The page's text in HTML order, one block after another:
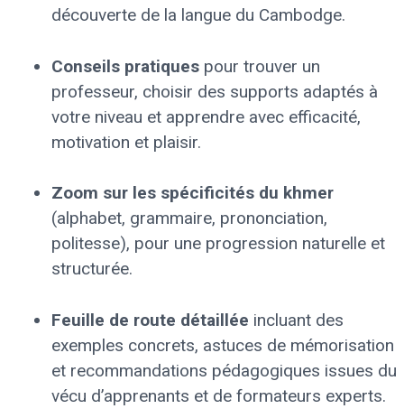
découverte de la langue du Cambodge.
Conseils pratiques pour trouver un
professeur, choisir des supports adaptés à
votre niveau et apprendre avec efficacité,
motivation et plaisir.
Zoom sur les spécificités du khmer
(alphabet, grammaire, prononciation,
politesse), pour une progression naturelle et
structurée.
Feuille de route détaillée incluant des
exemples concrets, astuces de mémorisation
et recommandations pédagogiques issues du
vécu d’apprenants et de formateurs experts.